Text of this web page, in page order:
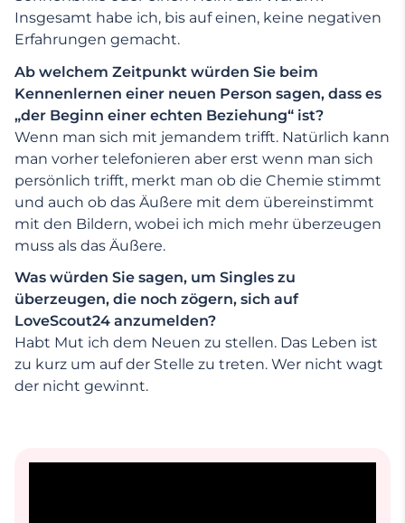
Insgesamt habe ich, bis auf einen, keine negativen
Erfahrungen gemacht.
Ab welchem Zeitpunkt würden Sie beim
Kennenlernen einer neuen Person sagen, dass es
„der Beginn einer echten Beziehung“ ist?
Wenn man sich mit jemandem trifft. Natürlich kann
man vorher telefonieren aber erst wenn man sich
persönlich trifft, merkt man ob die Chemie stimmt
und auch ob das Äußere mit dem übereinstimmt
mit den Bildern, wobei ich mich mehr überzeugen
muss als das Äußere.
Was würden Sie sagen, um Singles zu
überzeugen, die noch zögern, sich auf
LoveScout24 anzumelden?
Habt Mut ich dem Neuen zu stellen. Das Leben ist
zu kurz um auf der Stelle zu treten. Wer nicht wagt
der nicht gewinnt.